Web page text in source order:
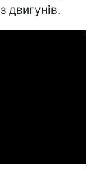
двигунів.